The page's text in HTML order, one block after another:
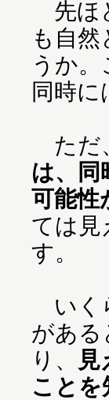
先ほ
も自
うか
同時に
ただ
は、同
可能性
ては見
す。
いく
がある
り、
ことを